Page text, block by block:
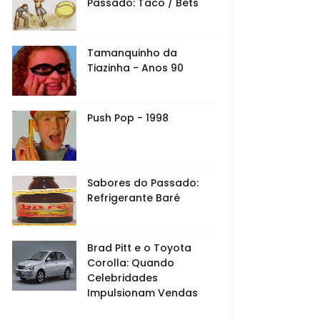
Passado: Taco / Bets
Tamanquinho da
Tiazinha - Anos 90
Push Pop - 1998
Sabores do Passado:
Refrigerante Baré
Brad Pitt e o Toyota
Corolla: Quando
Celebridades
Impulsionam Vendas